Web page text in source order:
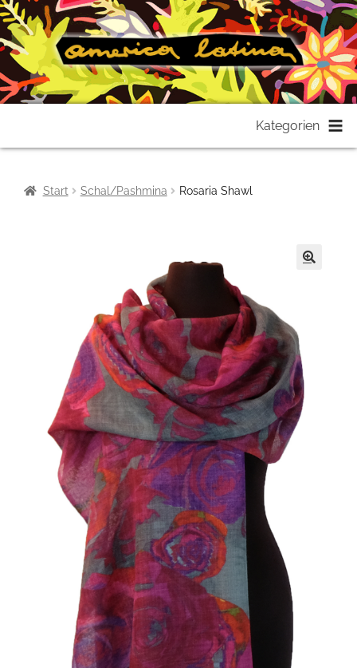
springen
springen
Kategorien
Start Schal/Pashmina Rosaria Shawl